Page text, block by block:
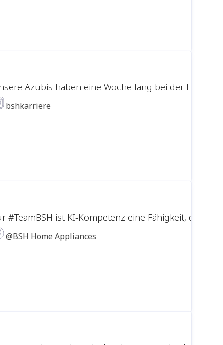
Azubis haben eine Woche lang bei der
bshkarriere
#TeamBSH ist KI-Kompetenz eine Fähigkeit, die
@BSH Home Appliances